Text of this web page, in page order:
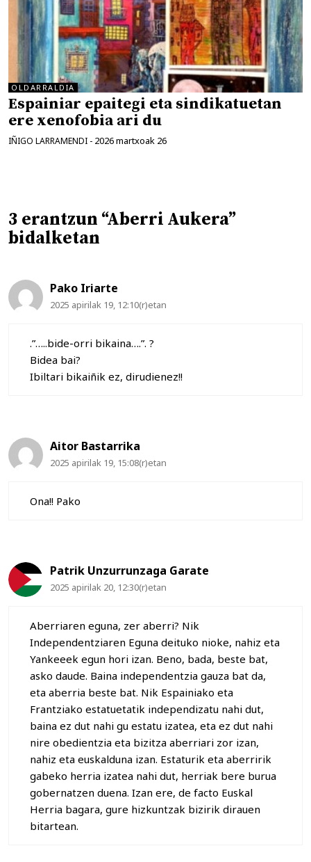
OLDARRALDIA
Espainiar epaitegi eta sindikatuetan
ere xenofobia ari du
IÑIGO LARRAMENDI - 2026 martxoak 26
3 erantzun “Aberri Aukera”
bidalketan
Pako Iriarte
2025 apirilak 19, 12:10(r)etan
.”…..bide-orri bikaina….”. ?
Bidea bai?
Ibiltari bikaiñik ez, dirudienez!!
Aitor Bastarrika
2025 apirilak 19, 15:08(r)etan
Ona!! Pako
Patrik Unzurrunzaga Garate
2025 apirilak 20, 12:30(r)etan
Aberriaren eguna, zer aberri? Nik
Independentziaren Eguna deituko nioke, nahiz eta
Yankeeek egun hori izan. Beno, bada, beste bat,
asko daude. Baina independentzia gauza bat da,
eta aberria beste bat. Nik Espainiako eta
Frantziako estatuetatik independizatu nahi dut,
baina ez dut nahi gu estatu izatea, eta ez dut nahi
nire obedientzia eta bizitza aberriari zor izan,
nahiz eta euskalduna izan. Estaturik eta aberririk
gabeko herria izatea nahi dut, herriak bere burua
gobernatzen duena. Izan ere, de facto Euskal
Herria bagara, gure hizkuntzak bizirik dirauen
bitartean.